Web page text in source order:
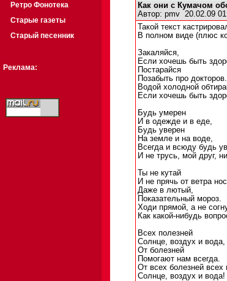
Ретро Фонотека
Старые газеты
Старый песенник
Реклама:
Как они с Кумачом
Автор: pmv 20.02.09
Такой текст
В полном виде (плюс
Закаляйся,
Если хочешь быть
Постарайся
Позабыть про докторов.
Водой холодной
Если хочешь быть
Будь умерен
И в одежде и в еде,
Будь уверен
На земле и на воде,
Всегда и всюду будь
И не трусь, мой друг,
Ты не кутай
И не прячь от ветра нос
Даже в лютый,
Показательный мороз.
Ходи прямой, а не
Как какой-нибудь
Всех полезней
Солнце, воздух и вода,
От болезней
Помогают нам всегда.
От всех болезней всех
Солнце, воздух и вода!